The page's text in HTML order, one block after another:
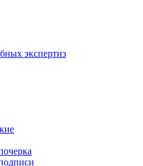
экспертиз